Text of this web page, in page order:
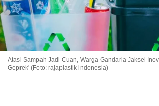
Atasi Sampah Jadi Cuan, Warga Gandaria Jaksel
Geprek' (Foto: rajaplastik indonesia)